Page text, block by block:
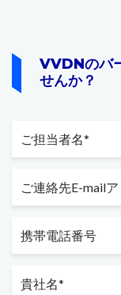
VVDNのバ
せんか？